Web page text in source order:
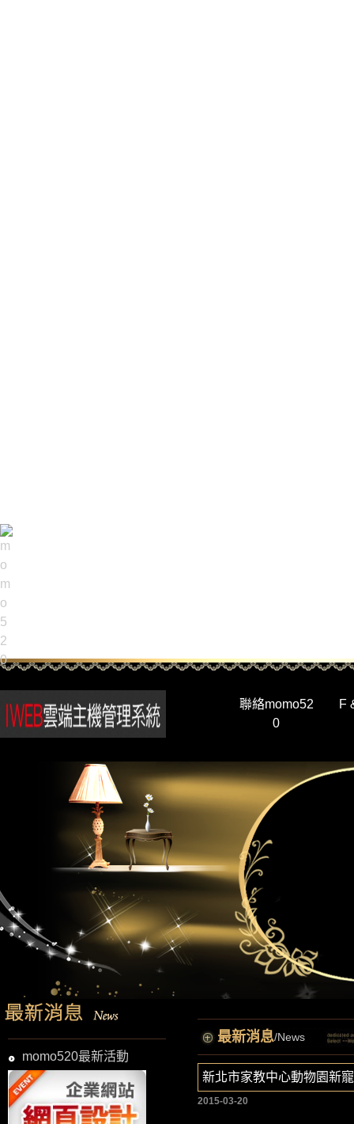
聯絡momo52
0
F
momo520最新活動
最新消息/News
新北市家教中心動物園新
2015-03-20